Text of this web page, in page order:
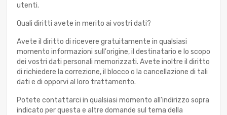
utenti.
Quali diritti avete in merito ai vostri dati?
Avete il diritto di ricevere gratuitamente in qualsiasi
momento informazioni sull'origine, il destinatario e lo scopo
dei vostri dati personali memorizzati. Avete inoltre il diritto
di richiedere la correzione, il blocco o la cancellazione di tali
dati e di opporvi al loro trattamento.
Potete contattarci in qualsiasi momento all'indirizzo sopra
indicato per questa e altre domande sul tema della